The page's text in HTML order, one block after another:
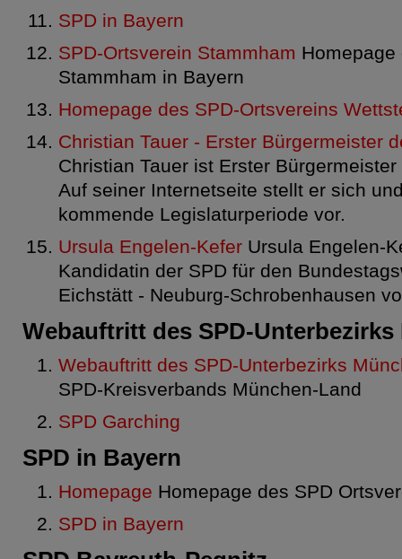
SPD in Bayern
SPD-Ortsverein Stammham Homepage
Stammham in Bayern
Homepage des SPD-Ortsvereins
Christian Tauer - Erster Bürgermeister
Christian Tauer ist Erster
Auf seiner Internetseite stellt er sich
kommende Legislaturperiode vor.
Ursula Engelen-Kefer Ursula Engelen-
Kandidatin der SPD für den
Eichstätt - Neuburg-Schrobenhausen
Webauftritt des SPD-
Webauftritt des SPD-Unterbezirks
SPD-Kreisverbands München-Land
SPD Garching
SPD in Bayern
Homepage Homepage des SPD
SPD in Bayern